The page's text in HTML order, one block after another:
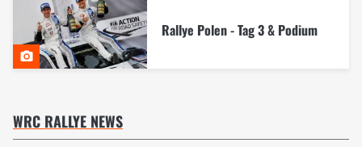
Rallye Polen - Tag 3 & Podium
WRC RALLYE NEWS